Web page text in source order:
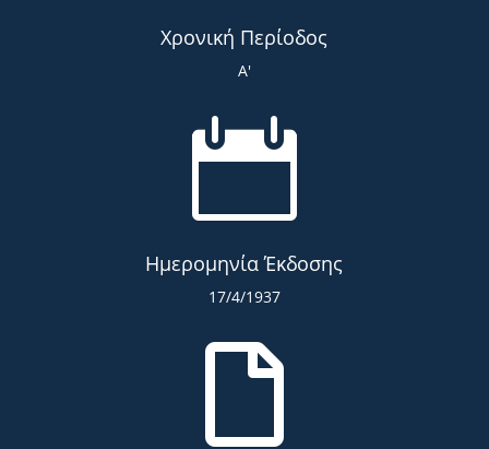
Χρονική Περίοδος
Α'

Ημερομηνία Έκδοσης
17/4/1937
